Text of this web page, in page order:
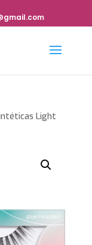
Light